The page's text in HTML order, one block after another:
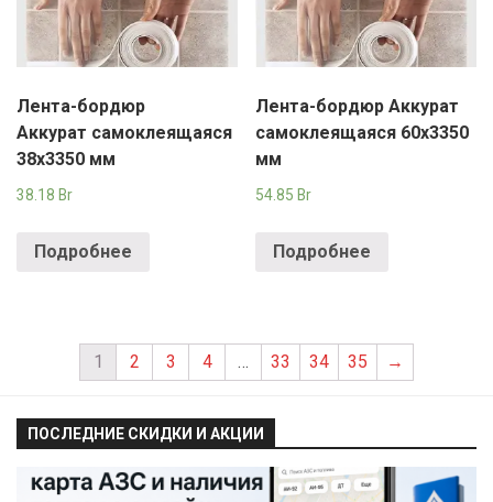
Лента-бордюр
Аккурат самоклеящаяся
38х3350 мм
38.18 Br
Подробнее
Лента-бордюр Аккурат
самоклеящаяся 60х3350
мм
54.85 Br
Подробнее
1 2 3 4 … 33 34 35 →
ПОСЛЕДНИЕ СКИДКИ И АКЦИИ